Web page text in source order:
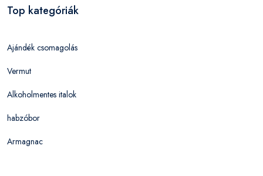
Top kategóriák
Ajándék csomagolás
Vermut
Alkoholmentes italok
habzóbor
Armagnac